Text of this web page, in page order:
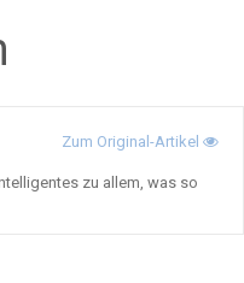
Zum Original-Artikel
zu allem, was so